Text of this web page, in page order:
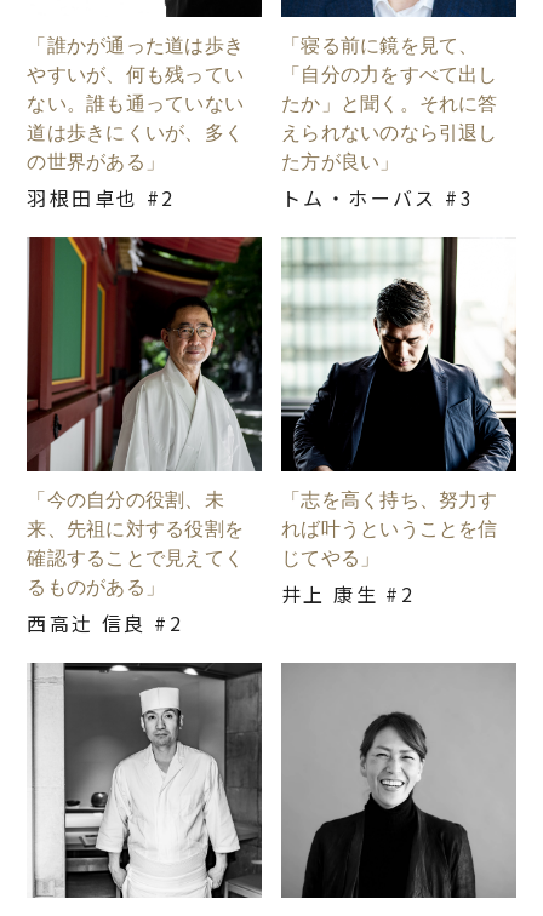
「誰かが通った道は歩き
やすいが、何も残ってい
ない。誰も通っていない
道は歩きにくいが、多く
の世界がある」
羽根田卓也 #2
「寝る前に鏡を見て、
「自分の力をすべて出し
たか」と聞く。それに答
えられないのなら引退し
た方が良い」
トム・ホーバス #3
「今の自分の役割、未
来、先祖に対する役割を
確認することで見えてく
るものがある」
西高辻󠄀 信良 #2
「志を高く持ち、努力す
れば叶うということを信
じてやる」
井上 康生 #2